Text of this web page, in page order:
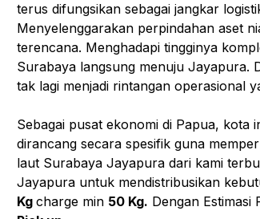
terus difungsikan sebagai jangkar
Menyelenggarakan perpindahan aset
terencana. Menghadapi tingginya
Surabaya langsung menuju Jayapura.
tak lagi menjadi rintangan operasional
Sebagai pusat ekonomi di Papua, kota
dirancang secara spesifik guna
laut Surabaya Jayapura dari kami
Jayapura untuk mendistribusikan
Kg charge min 50 Kg. Dengan Estimasi